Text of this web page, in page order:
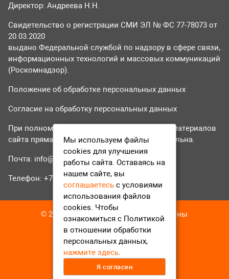
Директор: Андреева Н.Н.
Свидетельство о регистрации СМИ ЭЛ № ФС 77-78073 от
20.03.2020
выдано Федеральной службой по надзору в сфере связи,
информационных технологий и массовых коммуникаций
(Роскомнадзор).
Положение об обработке персональных данных
Согласие на обработку персональных данных
При полном или частичном использовании материалов
сайта прямая гиперссылка на tvr24.tv обязательна.
Почта: info@tvr24.tv
Телефон: +7 (496) 551-04-95
© 2016-2023 ТВР24 Все права защищены
Мы используем файлы
cookies для улучшения
работы сайта. Оставаясь на
нашем сайте, вы
соглашаетесь с условиями
использования файлов
cookies. Чтобы
ознакомиться с Политикой
в отношении обработки
персональных данных,
нажмите здесь.
Я согласен